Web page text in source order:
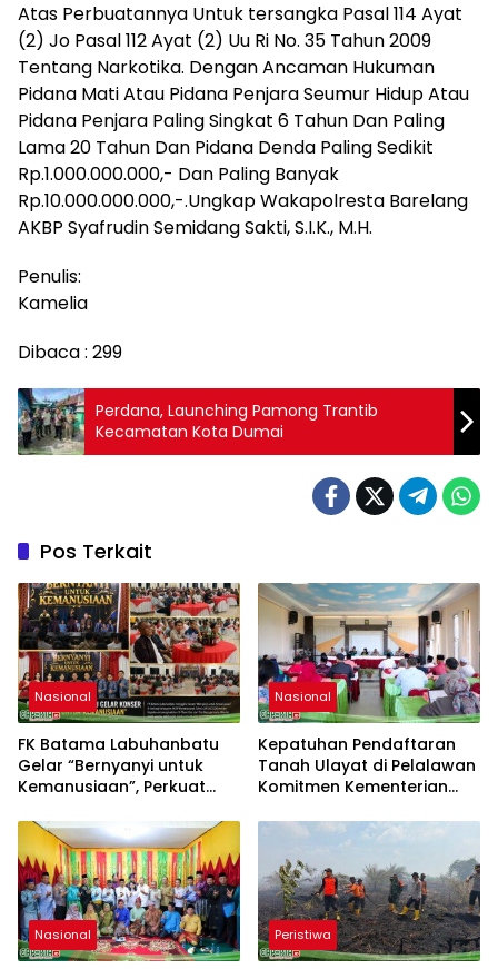
Atas Perbuatannya Untuk tersangka Pasal 114 Ayat
(2) Jo Pasal 112 Ayat (2) Uu Ri No. 35 Tahun 2009
Tentang Narkotika. Dengan Ancaman Hukuman
Pidana Mati Atau Pidana Penjara Seumur Hidup Atau
Pidana Penjara Paling Singkat 6 Tahun Dan Paling
Lama 20 Tahun Dan Pidana Denda Paling Sedikit
Rp.1.000.000.000,- Dan Paling Banyak
Rp.10.000.000.000,-.Ungkap Wakapolresta Barelang
AKBP Syafrudin Semidang Sakti, S.I.K., M.H.
Penulis:
Kamelia
Dibaca : 299
Perdana, Launching Pamong Trantib
Kecamatan Kota Dumai
Pos Terkait
Nasional
FK Batama Labuhanbatu
Gelar “Bernyanyi untuk
Kemanusiaan”, Perkuat
Sosial
Nasional
Kepatuhan Pendaftaran
Tanah Ulayat di Pelalawan
Komitmen Kementerian
Nasional Peristiwa